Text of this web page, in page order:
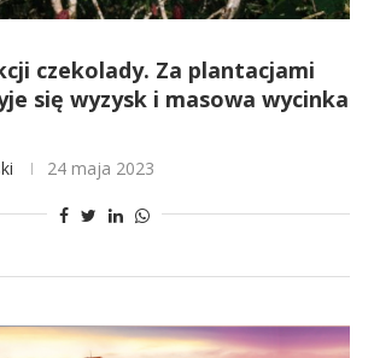
czekolady. Za plantacjami
się wyzysk i masowa wycinka
24 maja 2023